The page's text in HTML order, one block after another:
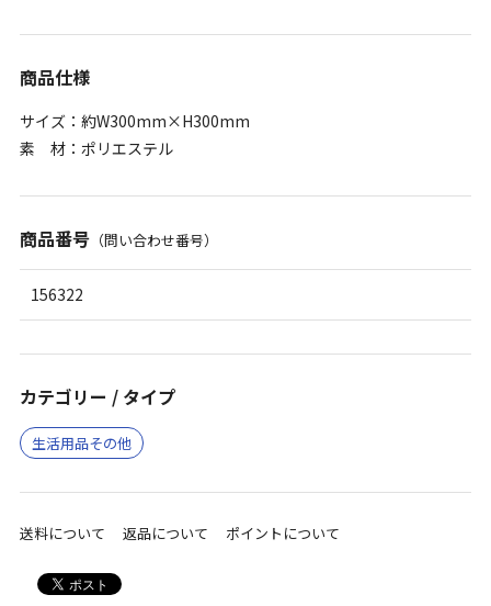
商品仕様
サイズ：約W300mm×H300mm
素 材：ポリエステル
商品番号（問い合わせ番号）
156322
カテゴリー / タイプ
生活用品その他
送料について 返品について ポイントについて